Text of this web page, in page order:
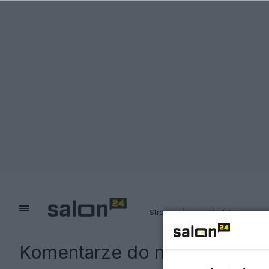
Strona główna Redakcja
Komentarze do notki: